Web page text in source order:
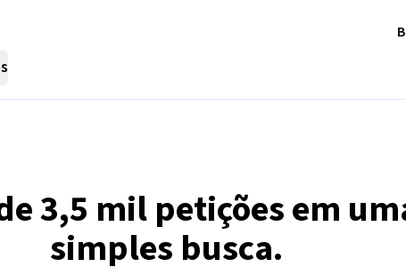
3,5 milpetições em
simples busca.